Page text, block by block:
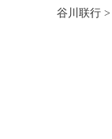
谷川联行 >